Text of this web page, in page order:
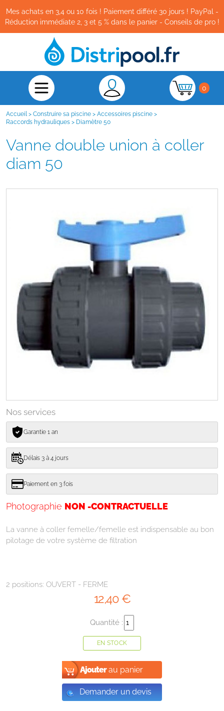
Mes achats en 3,4 ou 10 fois ! Paiement différé 30 jours ! PayPal -
Réduction immédiate 2, 3 et 5 % dans le panier - Conseils de pro !
0
Accueil > Construire sa piscine > Accessoires piscine >
Raccords hydrauliques > Diamètre 50
Vanne double union à coller
diam 50
Nos services
Garantie 1 an
Délais 3 à 4 jours
Paiement en 3 fois
Photographie NON -CONTRACTUELLE
La vanne à coller femelle/femelle est indispensable au bon
pilotage de votre système de filtration
2 positions: OUVERT - FERME
12,40€
Quantité :
EN STOCK
Ajouterau panier
Demander un devis